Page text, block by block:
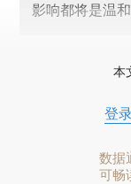
影响都将是温
本
登
数据
可畅